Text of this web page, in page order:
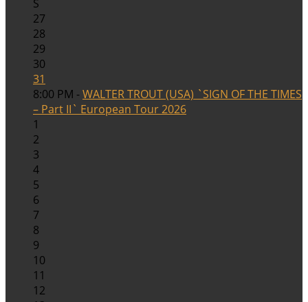
S
27
28
29
30
31
8:00 PM -WALTER TROUT (USA) `SIGN OF THE TIMES
– Part II` European Tour 2026
1
2
3
4
5
6
7
8
9
10
11
12